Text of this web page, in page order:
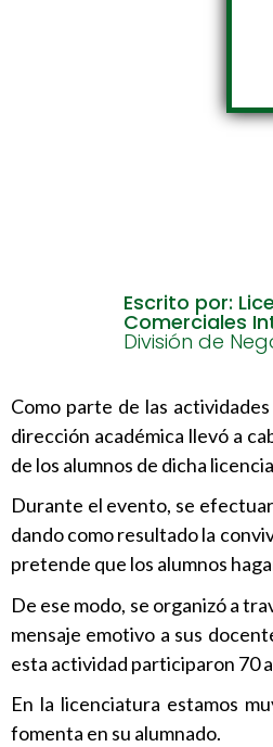
Escrito por:
Comerciales
División de
Como parte de las
dirección académica llevó a
de los alumnos de dicha
Durante el evento, se
dando como resultado la
pretende que los alumnos
De ese modo, se organizó a
mensaje emotivo a sus
esta actividad participaron 70
En la licenciatura estamos
fomenta en su alumnado.